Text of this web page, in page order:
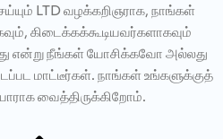
LTD வழக்கறிஞராக, நாங்கள்
கிடைக்கக்கூடியவர்களாகவும்
என்று நீங்கள் யோசிக்கவோ அல்லது
மாட்டீர்கள். நாங்கள் உங்களுக்குத்
வைத்திருக்கிறோம்.